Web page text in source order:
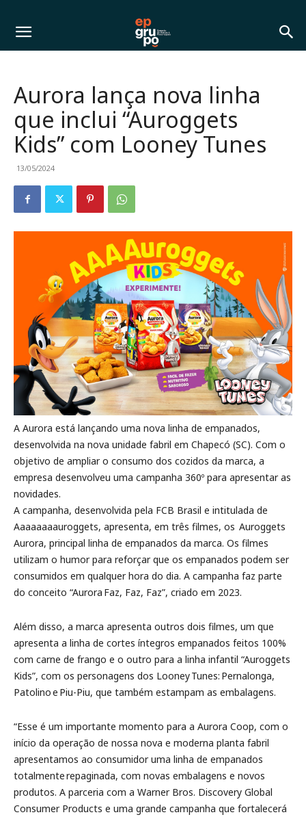
Aurora lança nova linha
que inclui “Auroggets
Kids” com Looney Tunes
13/05/2024
A Aurora está lançando uma nova linha de empanados,
desenvolvida na nova unidade fabril em Chapecó (SC). Com o
objetivo de ampliar o consumo dos cozidos da marca, a
empresa desenvolveu uma campanha 360º para apresentar as
novidades.
A campanha, desenvolvida pela FCB Brasil e intitulada de
Aaaaaaaauroggets, apresenta, em três filmes, os Auroggets
Aurora, principal linha de empanados da marca. Os filmes
utilizam o humor para reforçar que os empanados podem ser
consumidos em qualquer hora do dia. A campanha faz parte
do conceito “Aurora Faz, Faz, Faz”, criado em 2023.
Além disso, a marca apresenta outros dois filmes, um que
apresenta a linha de cortes íntegros empanados feitos 100%
com carne de frango e o outro para a linha infantil “Auroggets
Kids”, com os personagens dos Looney Tunes: Pernalonga,
Patolino e Piu-Piu, que também estampam as embalagens.
“Esse é um importante momento para a Aurora Coop, com o
início da operação de nossa nova e moderna planta fabril
apresentamos ao consumidor uma linha de empanados
totalmente repaginada, com novas embalagens e novos
produtos. A parceria com a Warner Bros. Discovery Global
Consumer Products e uma grande campanha que fortalecerá